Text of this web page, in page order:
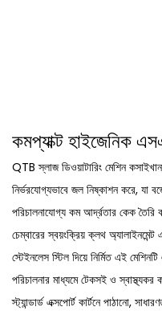
কমপ্যাক্ট হাইজেনিক
QTB স্লাজ ডিওয়াটারিং মেশিন
নির্ভরযোগ্যভাবে জল নিষ্কাশন করে, যা
পরিচালনাযোগ্য কম আর্দ্রতার কেক
চেম্বারের স্বয়ংক্রিয় ক্লথ
স্টেইনলেস স্টিল দিয়ে নির্মিত এই
পরিচালনার মাধ্যমে টেকসই ও স্বাস্থ্যকর
স্ট্যান্ডার্ড এক্সপোর্ট কার্টনে পাঠানো,